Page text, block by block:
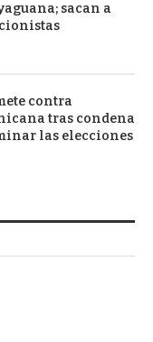
sacan a
contra
tras condena
las elecciones